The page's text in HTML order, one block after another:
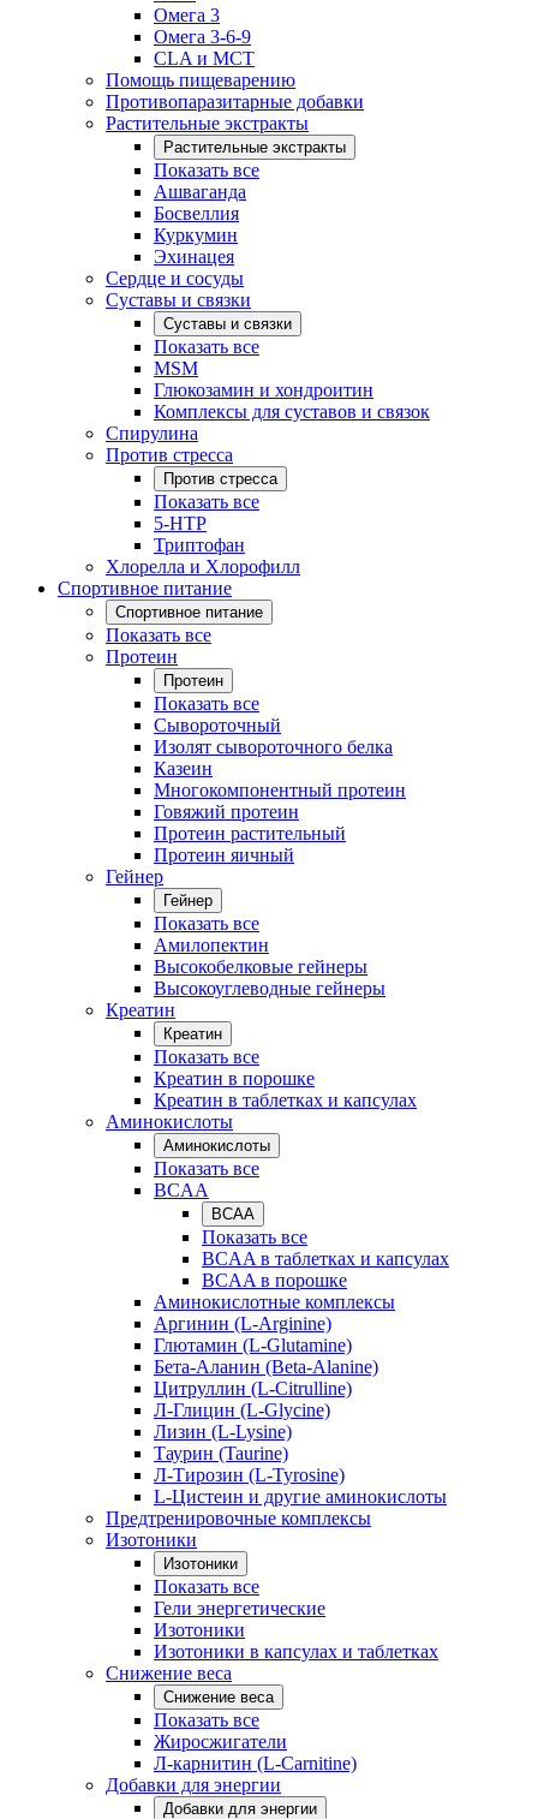
Омега 3
Омега 3-6-9
CLA и MCT
Помощь пищеварению
Противопаразитарные добавки
Растительные экстракты
Растительные экстракты
Показать все
Ашваганда
Босвеллия
Куркумин
Эхинацея
Сердце и сосуды
Суставы и связки
Суставы и связки
Показать все
MSM
Глюкозамин и хондроитин
Комплексы для суставов и связок
Спирулина
Против стресса
Против стресса
Показать все
5-HTP
Триптофан
Хлорелла и Хлорофилл
Спортивное питание
Спортивное питание
Показать все
Протеин
Протеин
Показать все
Сывороточный
Изолят сывороточного белка
Казеин
Многокомпонентный протеин
Говяжий протеин
Протеин растительный
Протеин яичный
Гейнер
Гейнер
Показать все
Амилопектин
Высокобелковые гейнеры
Высокоуглеводные гейнеры
Креатин
Креатин
Показать все
Креатин в порошке
Креатин в таблетках и капсулах
Аминокислоты
Аминокислоты
Показать все
BCAA
BCAA
Показать все
BCAA в таблетках и капсулах
BCAA в порошке
Аминокислотные комплексы
Аргинин (L-Arginine)
Глютамин (L-Glutamine)
Бета-Аланин (Beta-Alanine)
Цитруллин (L-Citrulline)
Л-Глицин (L-Glycine)
Лизин (L-Lysine)
Таурин (Taurine)
Л-Тирозин (L-Tyrosine)
L-Цистеин и другие аминокислоты
Предтренировочные комплексы
Изотоники
Изотоники
Показать все
Гели энергетические
Изотоники
Изотоники в капсулах и таблетках
Снижение веса
Снижение веса
Показать все
Жиросжигатели
Л-карнитин (L-Carnitine)
Добавки для энергии
Добавки для энергии